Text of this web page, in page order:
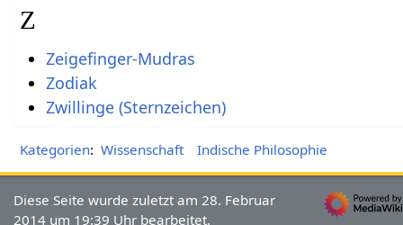
Z
Zeigefinger-Mudras
Zodiak
Zwillinge (Sternzeichen)
Kategorien: Wissenschaft Indische Philosophie
Diese Seite wurde zuletzt am 28. Februar
2014 um 19:39 Uhr bearbeitet.